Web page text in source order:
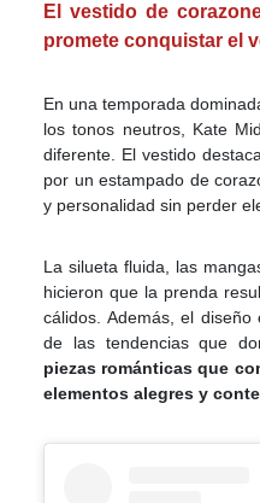
El vestido de
promete conquistar el
En una temporada
los tonos neutros, Kate
diferente. El vestido
por un estampado de
y personalidad sin perder
La silueta fluida, las
hicieron que la prenda
cálidos. Además, el
de las tendencias que
piezas románticas que
elementos alegres y